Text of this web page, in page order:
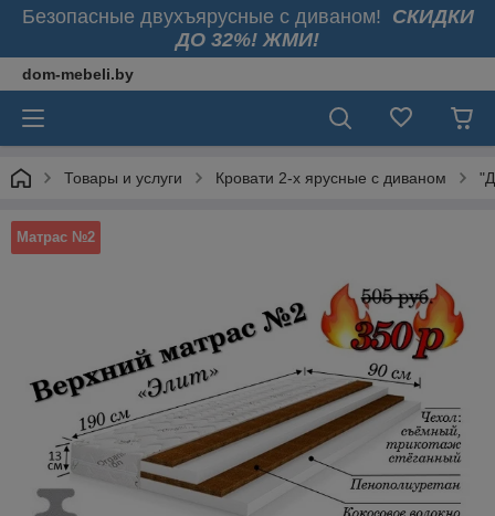
Безопасные двухъярусные с диваном! СКИДКИ
ДО 32%! ЖМИ!
dom-mebeli.by
Товары и услуги Кровати 2-х ярусные с диваном
Матрас №2